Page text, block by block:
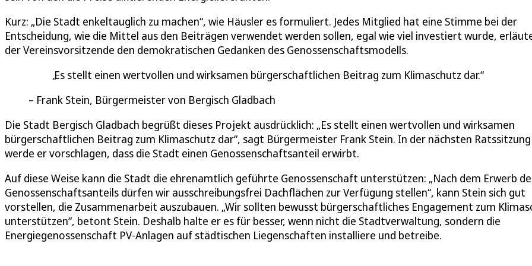
Kurz: „Die Stadt enkeltauglich zu machen“, wie Häusler es formuliert. Jedes Mitglied hat eine Stimme bei der
Entscheidung, wie die Mittel aus den Beiträgen verwendet werden sollen, egal wie viel investiert wurde,
der Vereinsvorsitzende den demokratischen Gedanken des Genossenschaftsmodells.
Es stellt einen wertvollen und wirksamen bürgerschaftlichen Beitrag zum Klimaschutz dar.
Frank Stein, Bürgermeister von Bergisch Gladbach
Die Stadt Bergisch Gladbach begrüßt dieses Projekt ausdrücklich: „Es stellt einen wertvollen und wirksamen
bürgerschaftlichen Beitrag zum Klimaschutz dar“, sagt Bürgermeister Frank Stein. In der nächsten Ratssitzung
werde er vorschlagen, dass die Stadt einen Genossenschaftsanteil erwirbt.
Auf diese Weise kann die Stadt die ehrenamtlich geführte Genossenschaft unterstützen: „Nach dem Erwerb
Genossenschaftsanteils dürfen wir ausschreibungsfrei Dachflächen zur Verfügung stellen“, kann Stein sich gut
vorstellen, die Zusammenarbeit auszubauen. „Wir sollten bewusst bürgerschaftliches Engagement zum
unterstützen“, betont Stein. Deshalb halte er es für besser, wenn nicht die Stadtverwaltung, sondern die
Energiegenossenschaft PV-Anlagen auf städtischen Liegenschaften installiere und betreibe.